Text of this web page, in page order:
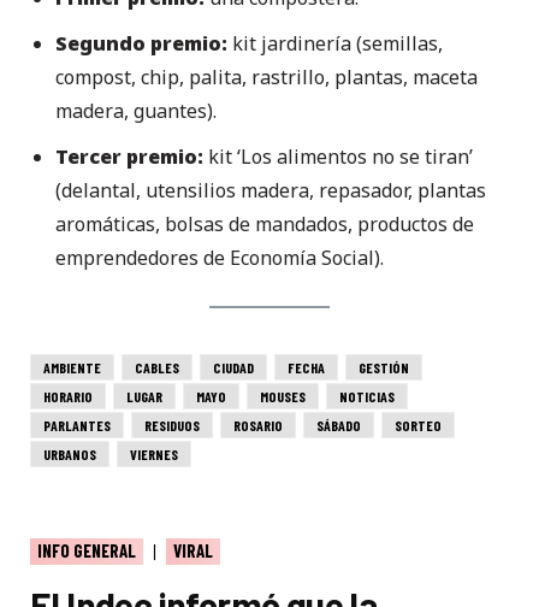
Segundo premio: kit jardinería (semillas,
compost, chip, palita, rastrillo, plantas, maceta
madera, guantes).
Tercer premio: kit ‘Los alimentos no se tiran’
(delantal, utensilios madera, repasador, plantas
aromáticas, bolsas de mandados, productos de
emprendedores de Economía Social).
AMBIENTE CABLES CIUDAD FECHA
GESTIÓN
HORARIO
LUGAR MAYO MOUSES
NOTICIAS
PARLANTES
RESIDUOS ROSARIO SÁBADO
SORTEO
URBANOS
VIERNES